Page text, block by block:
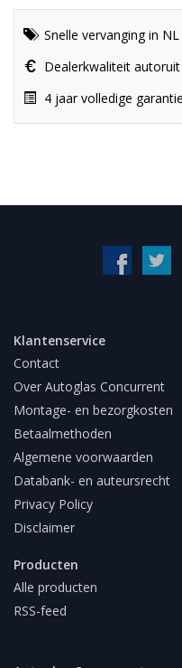
Snelle vervanging in
Dealerkwaliteit
4 jaar volledige
Klantenservice
Contact
Over Autoglas Concurrent
Montage- en bezorgkosten
Betaalmethoden
Algemene voorwaarden
Databank- en auteursrecht
Privacy Policy
Disclaimer
Producten
Alle producten
RSS-feed